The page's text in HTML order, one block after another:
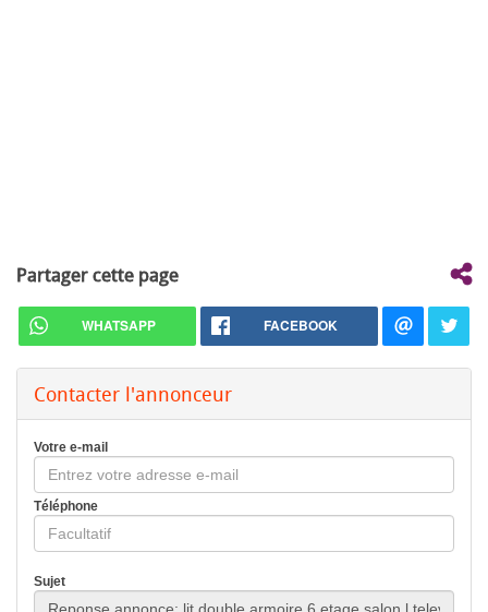
Partager cette page
WHATSAPP FACEBOOK
Contacter l'annonceur
Votre e-mail
Téléphone
Sujet